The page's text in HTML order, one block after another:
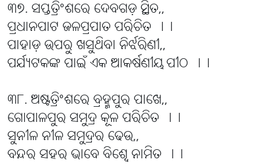
୩୭. ସପ୍ତତ୍ରିଂଶରେ ଦେବଗଡ଼ ସ୍ଥିତ,,
ପ୍ରଧାନପାଟ ଜଳପ୍ରପାତ ପରିଚିତ ।।
ପାହାଡ଼ ଉପରୁ ଖସୁଥିବା ନିର୍ଝରିଣୀ,,
ପର୍ଯ୍ୟଟକଙ୍କ ପାଇଁ ଏକ ଆକର୍ଷଣୀୟ ପୀଠ ।।
୩୮. ଅଷ୍ଟତ୍ରିଂଶରେ ବ୍ରହ୍ମପୁର ପାଖେ,,
ଗୋପାଳପୁର ସମୁଦ୍ର କୂଳ ପରିଚିତ ।।
ସୁନୀଳ ନୀଳ ସମୁଦ୍ରର ଢେଉ,,
ବନ୍ଦର ସହର ଭାବେ ବିଶ୍ୱେ ନାମିତ ।।